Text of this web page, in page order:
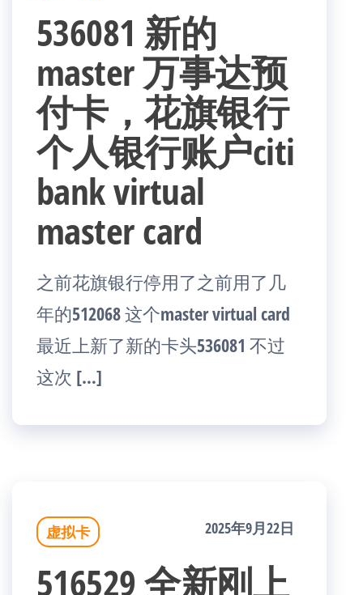
536081 新的
master 万事达预
付卡，花旗银行
个人银行账户citi
bank virtual
master card
之前花旗银行停用了之前用了几
年的512068 这个master virtual card
最近上新了新的卡头536081 不过
这次 […]
虚拟卡 2025年9月22日
516529 全新刚上